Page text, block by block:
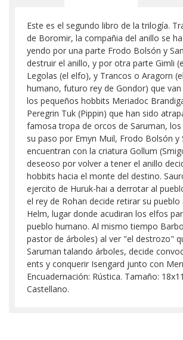
Este es el segundo libro de la trilogía.
de Boromir, la compañia del anillo se
yendo por una parte Frodo Bolsón y
destruir el anillo, y por otra parte Gimli
Legolas (el elfo), y Trancos o Aragorn
humano, futuro rey de Gondor) que van
los pequeños hobbits Meriadoc
Peregrin Tuk (Pippin) que han sido
famosa tropa de orcos de Saruman, los
su paso por Emyn Muil, Frodo Bolsón y
encuentran con la criatura Gollum
deseoso por volver a tener el anillo
hobbits hacia el monte del destino.
ejercito de Huruk-hai a derrotar al
el rey de Rohan decide retirar su pueblo
Helm, lugar donde acudiran los elfos
pueblo humano. Al mismo tiempo
pastor de árboles) al ver "el destrozo"
Saruman talando árboles, decide
ents y conquerir Isengard junto con
Encuadernación: Rústica. Tamaño:
Castellano.